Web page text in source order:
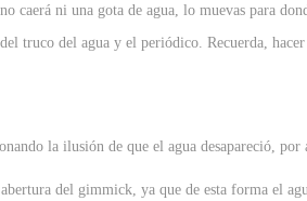
ni una gota de agua, lo muevas para
truco del agua y el periódico. Recuerda,
la ilusión de que el agua desapareció, por
del gimmick, ya que de esta forma el